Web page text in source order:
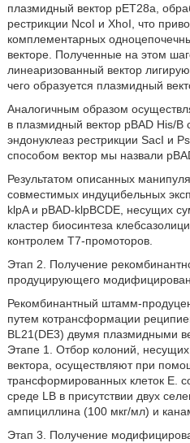
плазмидный вектор рЕТ28а,
рестрикции NcoI и XhoI, что
комплементарных
векторе. Полученные на этом
линеаризованный вектор
чего образуется плазмидный
Аналогичным образом
в плазмидный вектор pBAD His/
эндонуклеаз рестрикции SacI и
способом вектор мы назвали
Результатом описанных
совместимых индуцибельных
klpA и pBAD-klpBCDE, несущих
кластер биосинтеза
контролем Т7-промоторов.
Этап 2. Получение
продуцирующего
Рекомбинантный штамм-
путем котрансформации
BL21(DE3) двумя плазмидными
Этапе 1. Отбор колоний,
вектора, осуществляют при
трансформированных клеток Е.
среде LB в присутствии двух
ампициллина (100 мкг/мл) и
Этап 3. Получение